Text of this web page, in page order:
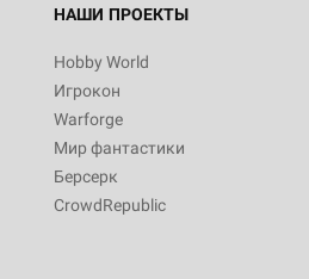
НАШИ ПРОЕКТЫ
Hobby World
Игрокон
Warforge
Мир фантастики
Берсерк
CrowdRepublic